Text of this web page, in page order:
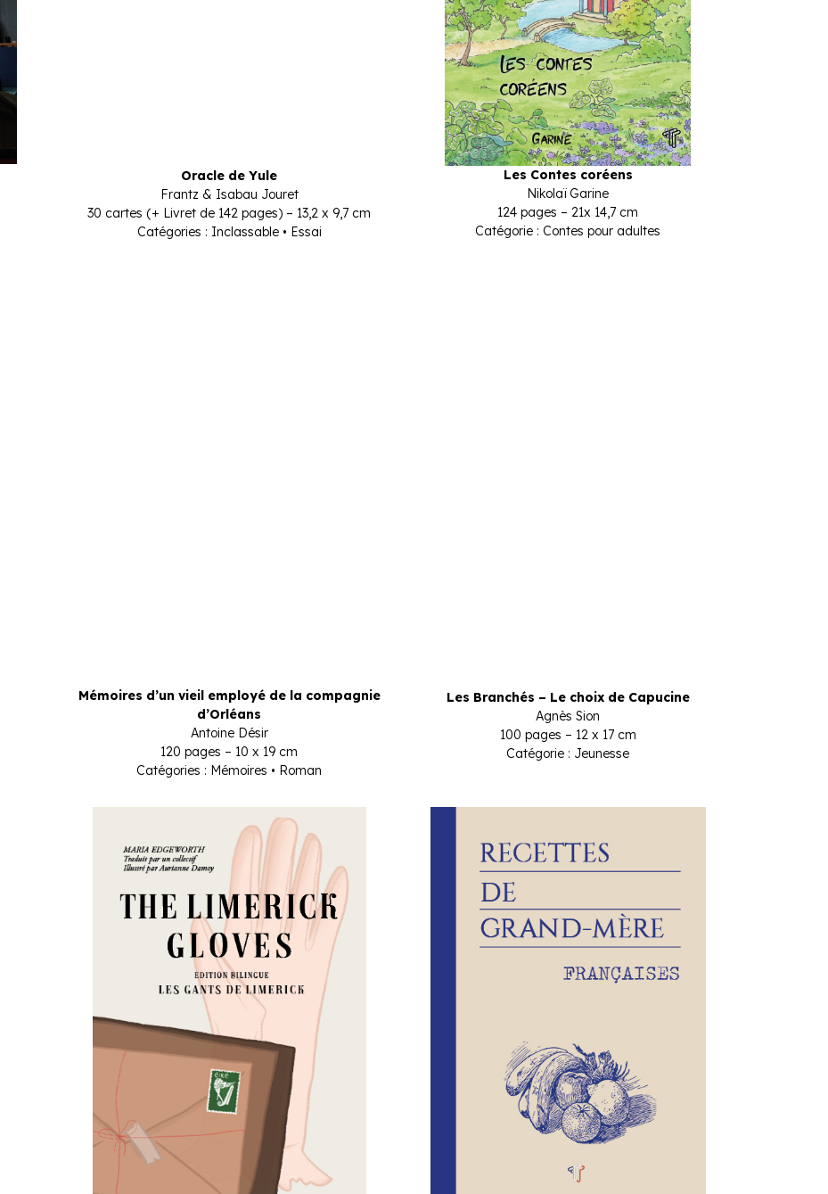
Oracle de Yule
Frantz & Isabau Jouret
30 cartes (+ Livret de 142 pages) – 13,2 x 9,7 cm
Catégories : Inclassable • Essai
Les Contes coréens
Nikolaï Garine
124 pages – 21x 14,7 cm
Catégorie : Contes pour adultes
Mémoires d’un vieil employé de la compagnie
d’Orléans
Antoine Désir
120 pages – 10 x 19 cm
Catégories : Mémoires • Roman
Les Branchés – Le choix de Capucine
Agnès Sion
100 pages – 12 x 17 cm
Catégorie : Jeunesse